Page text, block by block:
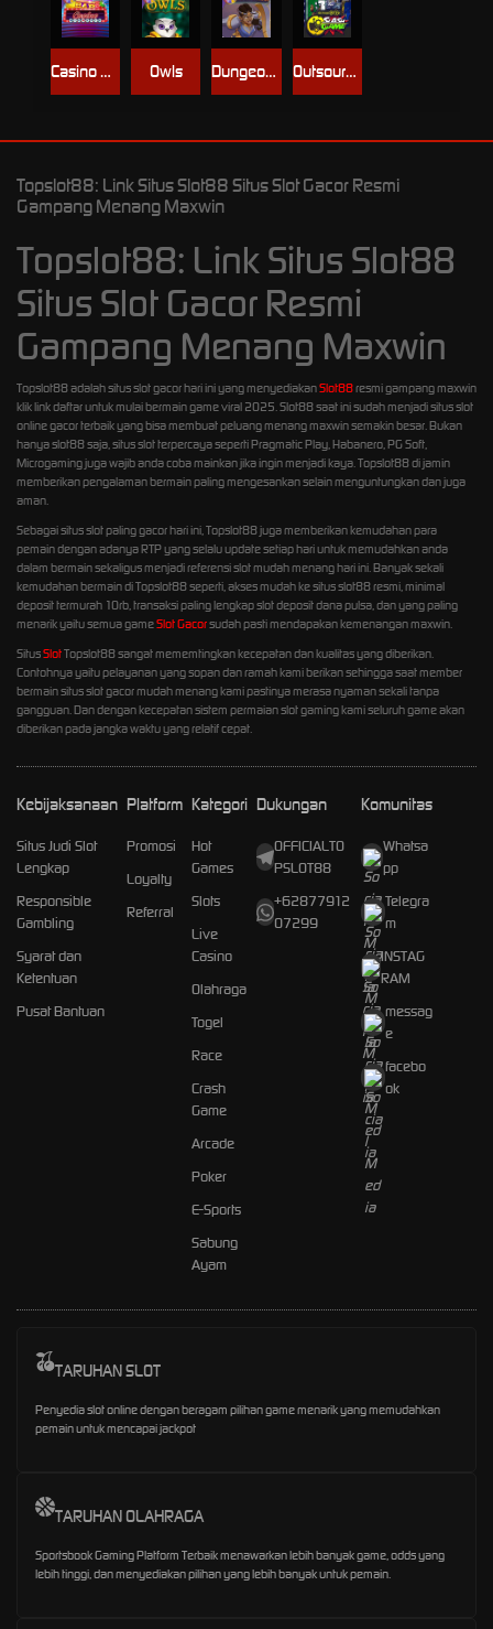
Casino Win Spin Dungeon Quest Outsourced: Slash Game
Owls
Topslot88: Link Situs Slot88 Situs Slot Gacor Resmi
Gampang Menang Maxwin
Topslot88: Link Situs Slot88
Situs Slot Gacor Resmi
Gampang Menang Maxwin
Topslot88 adalah situs slot gacor hari ini yang menyediakanSlot88resmi gampang maxwin
klik link daftar untuk mulai bermain game viral 2025. Slot88 saat ini sudah menjadi situs slot
online gacor terbaik yang bisa membuat peluang menang maxwin semakin besar. Bukan
hanya slot88 saja, situs slot terpercaya seperti Pragmatic Play, Habanero, PG Soft,
Microgaming juga wajib anda coba mainkan jika ingin menjadi kaya. Topslot88 di jamin
memberikan pengalaman bermain paling mengesankan selain menguntungkan dan juga
aman.
Sebagai situs slot paling gacor hari ini, Topslot88 juga memberikan kemudahan para
pemain dengan adanya RTP yang selalu update setiap hari untuk memudahkan anda
dalam bermain sekaligus menjadi referensi slot mudah menang hari ini. Banyak sekali
kemudahan bermain di Topslot88 seperti, akses mudah ke situs slot88 resmi, minimal
deposit termurah 10rb, transaksi paling lengkap slot deposit dana pulsa, dan yang paling
menarik yaitu semua gameSlot Gacorsudah pasti mendapakan kemenangan maxwin.
SitusSlotTopslot88 sangat mememtingkan kecepatan dan kualitas yang diberikan.
Contohnya yaitu pelayanan yang sopan dan ramah kami berikan sehingga saat member
bermain situs slot gacor mudah menang kami pastinya merasa nyaman sekali tanpa
gangguan. Dan dengan kecepatan sistem permaian slot gaming kami seluruh game akan
diberikan pada jangka waktu yang relatif cepat.
Kebijaksanaan
Situs Judi Slot
Lengkap
Responsible
Gambling
Syarat dan
Ketentuan
Pusat Bantuan
Platform
Promosi
Loyalty
Referral
Kategori
Hot
Games
Slots
Live
Casino
Olahraga
Togel
Race
Crash
Game
Arcade
Poker
E-Sports
Sabung
Ayam
Dukungan
OFFICIALTO
PSLOT88
+62877912
07299
Komunitas
Whatsa
pp
Telegra
m
INSTAG
RAM
messag
e
facebo
ok
TARUHAN SLOT
Penyedia slot online dengan beragam pilihan game menarik yang memudahkan
pemain untuk mencapai jackpot
TARUHAN OLAHRAGA
Sportsbook Gaming Platform Terbaik menawarkan lebih banyak game, odds yang
lebih tinggi, dan menyediakan pilihan yang lebih banyak untuk pemain.